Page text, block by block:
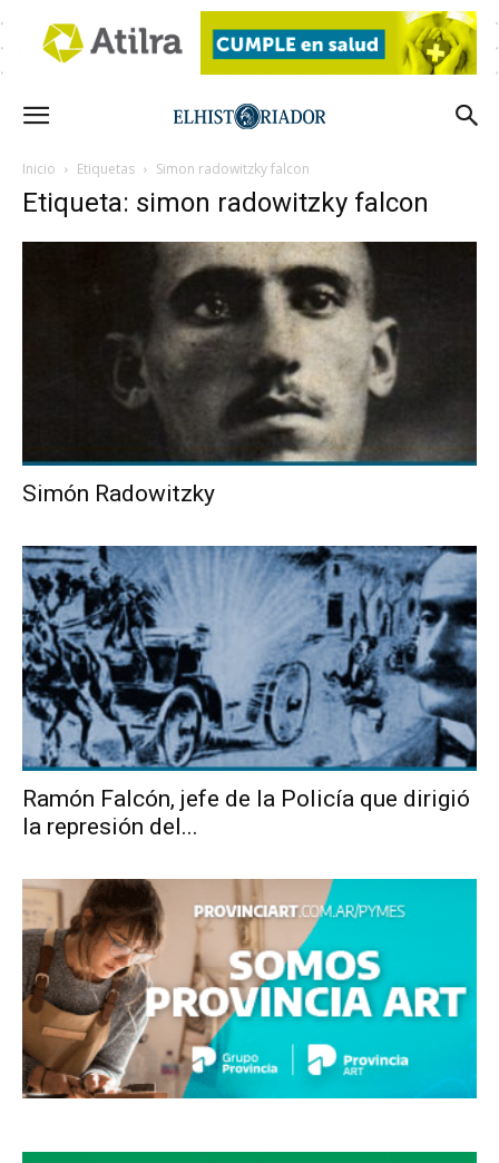
Inicio Etiquetas Simon radowitzky falcon
Etiqueta: simon radowitzky falcon
Simón Radowitzky
Ramón Falcón, jefe de la Policía que dirigió
la represión del...